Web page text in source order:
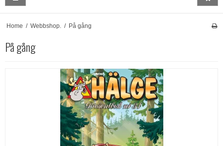
Home / Webbshop. / På gång
På gång